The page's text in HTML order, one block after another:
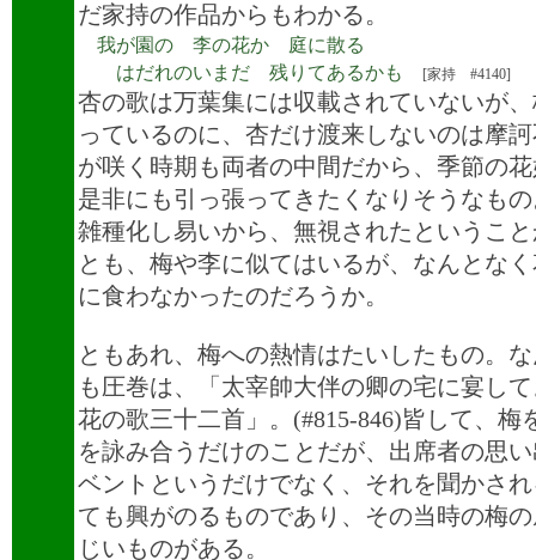
だ家持の作品からもわかる。
我が園の 李の花か 庭に散る
はだれのいまだ 残りてあるかも
[家持 #4140]
杏の歌は万葉集には収載されていないが
っているのに、杏だけ渡来しないのは摩
が咲く時期も両者の中間だから、季節の
是非にも引っ張ってきたくなりそうなも
雑種化し易いから、無視されたというこ
とも、梅や李に似てはいるが、なんとな
に食わなかったのだろうか。
ともあれ、梅への熱情はたいしたもの。
も圧巻は、「太宰帥大伴の卿の宅に宴し
花の歌三十二首」。(#815-846)皆して、梅
を詠み合うだけのことだが、出席者の思
ベントというだけでなく、それを聞かさ
ても興がのるものであり、その当時の梅
じいものがある。